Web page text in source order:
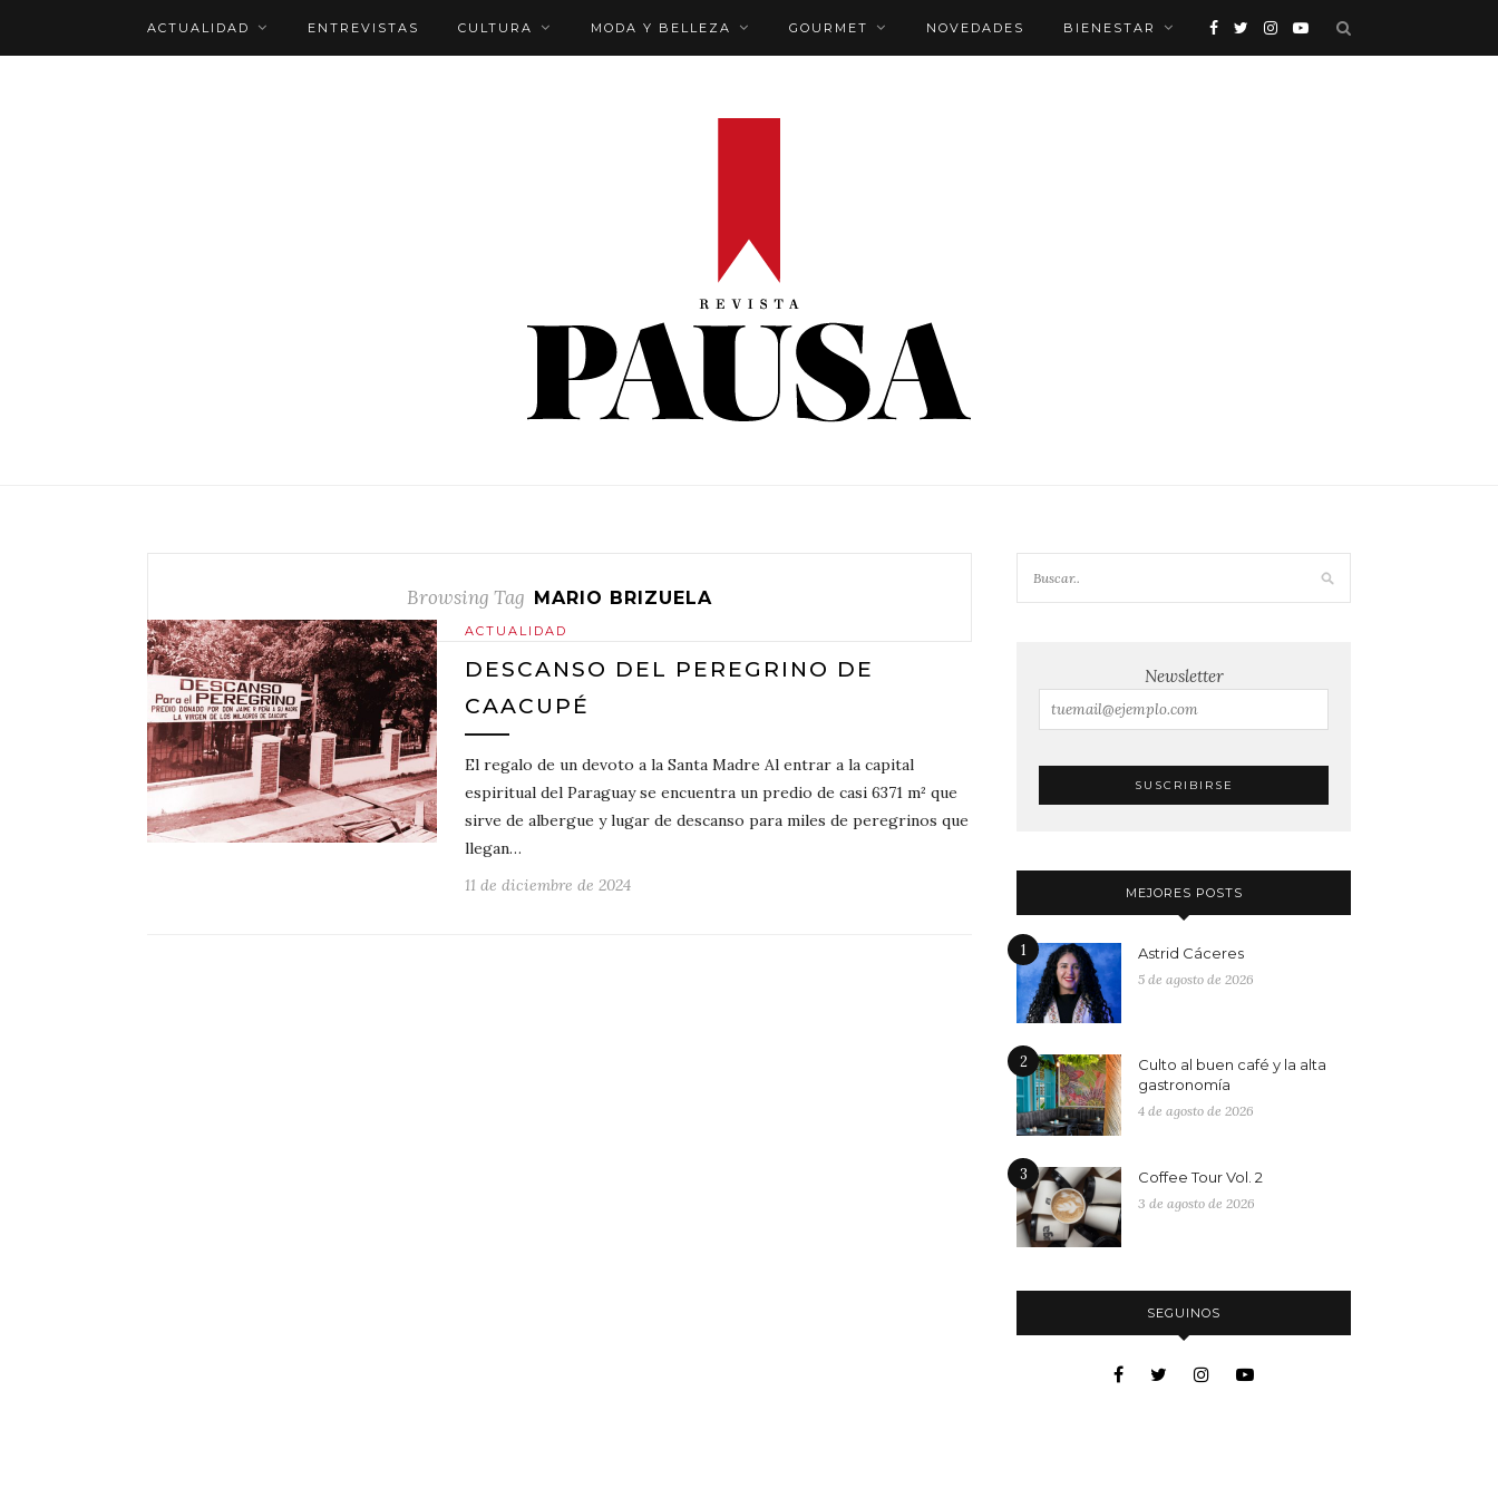
ACTUALIDAD ENTREVISTAS CULTURA MODA Y BELLEZA GOURMET NOVEDADES BIENESTAR
Browsing Tag MARIO BRIZUELA
ACTUALIDAD
DESCANSO DEL PEREGRINO DE
CAACUPÉ
El regalo de un devoto a la Santa Madre Al entrar a la capital
espiritual del Paraguay se encuentra un predio de casi 6371 m² que
sirve de albergue y lugar de descanso para miles de peregrinos que
llegan…
11 de diciembre de 2024
Newsletter
MEJORES POSTS
1 Astrid Cáceres
5 de agosto de 2026
2
Culto al buen café y la alta
gastronomía
4 de agosto de 2026
3 Coffee Tour Vol. 2
3 de agosto de 2026
SEGUINOS